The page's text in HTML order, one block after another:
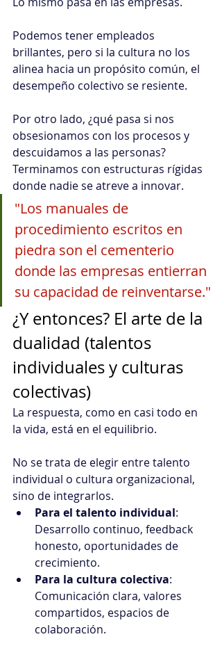
Podemos tener empleados
brillantes, pero si la cultura no los
alinea hacia un propósito común, el
desempeño colectivo se resiente.
Por otro lado, ¿qué pasa si nos
obsesionamos con los procesos y
descuidamos a las personas?
Terminamos con estructuras rígidas
donde nadie se atreve a innovar.
"Los manuales de
procedimiento escritos en
piedra son el cementerio
donde las empresas entierran
su capacidad de reinventarse."
¿Y entonces? El arte de la
dualidad (talentos
individuales y culturas
colectivas)
La respuesta, como en casi todo en
la vida, está en el equilibrio.
No se trata de elegir entre talento
individual o cultura organizacional,
sino de integrarlos.
Para el talento individual:
Desarrollo continuo, feedback
honesto, oportunidades de
crecimiento.
Para la cultura colectiva:
Comunicación clara, valores
compartidos, espacios de
colaboración.